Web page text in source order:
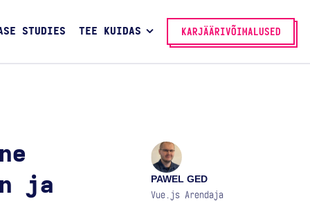
STUDIES TEE KUIDAS KARJÄÄRIVÕIMALUSED
ja
PAWEL GED
Vue.js Arendaja